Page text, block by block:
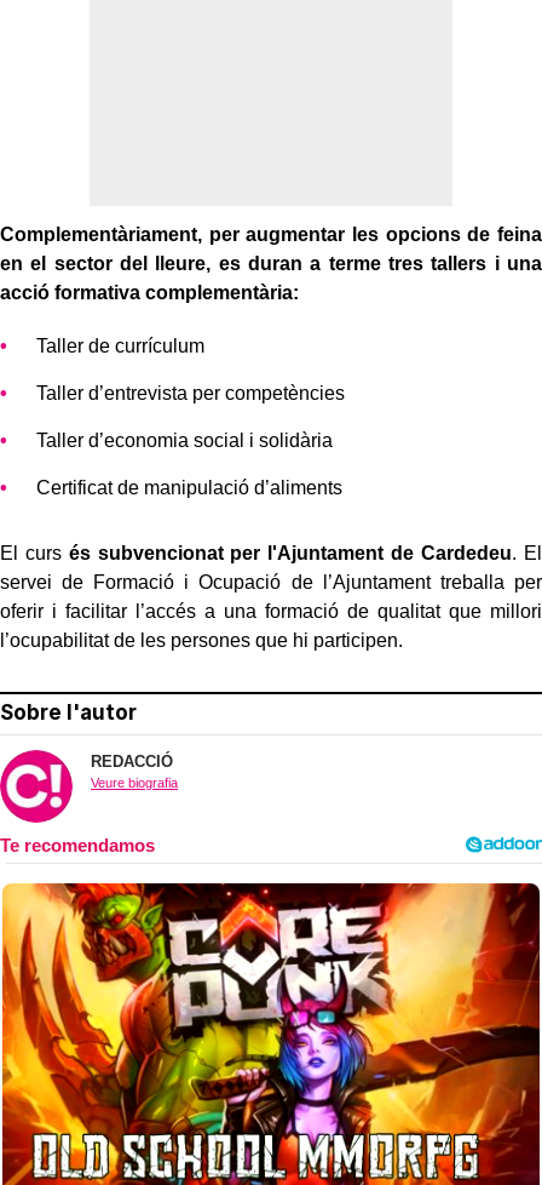
Complementàriament, per augmentar les opcions de feina
en el sector del lleure, es duran a terme tres tallers i una
acció formativa complementària:
Taller de currículum
Taller d’entrevista per competències
Taller d’economia social i solidària
Certificat de manipulació d’aliments
El curs és subvencionat per l'Ajuntament de Cardedeu. El
servei de Formació i Ocupació de l’Ajuntament treballa per
oferir i facilitar l’accés a una formació de qualitat que millori
l’ocupabilitat de les persones que hi participen.
Sobre l'autor
REDACCIÓ
Veure biografia